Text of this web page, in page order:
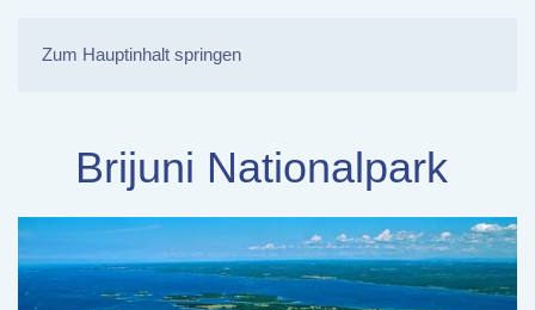
Zum Hauptinhalt springen
Brijuni Nationalpark